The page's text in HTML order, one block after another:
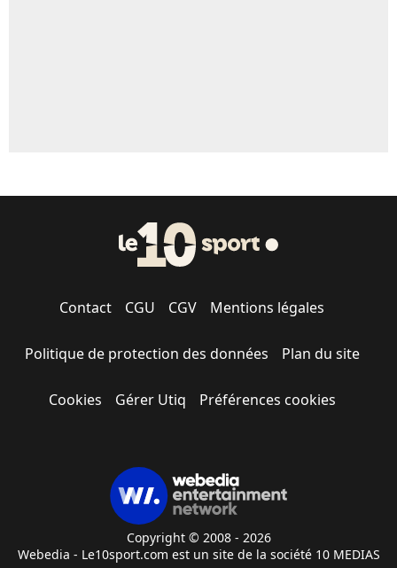
Contact CGU CGV Mentions légales
Politique de protection des données Plan du site
Cookies Gérer Utiq Préférences cookies
Copyright © 2008 - 2026
Webedia - Le10sport.com est un site de la société 10 MEDIAS